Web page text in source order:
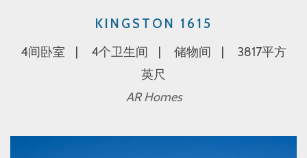
KINGSTON 1615
4间卧室 4个卫生间 储物间
3817平方
英尺
AR Homes